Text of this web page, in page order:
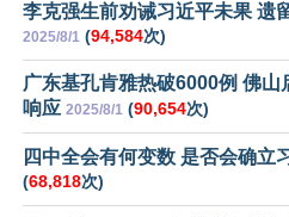
李克强生前劝诫习近平未果 遗
2025/8/1 (94,584次)
广东基孔肯雅热破6000例 佛
响应 2025/8/1 (90,654次)
四中全会有何变数 是否会确立
(68,818次)